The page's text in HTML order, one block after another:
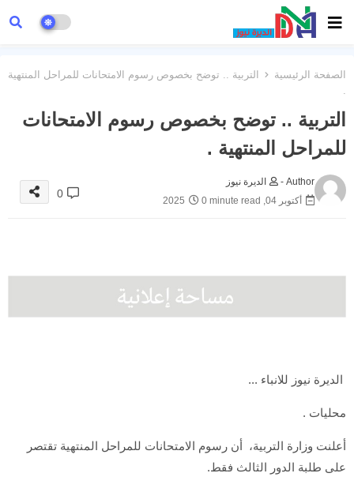
الصفحة الرئيسية
التربية .. توضح بخصوص رسوم الامتحانات للمراحل المنتهية
.
التربية .. توضح بخصوص رسوم الامتحانات
للمراحل المنتهية .
Author -
الديرة نيوز
أكتوبر 04, 2025
0 minute read
0
الديرة نيوز للانباء ...
محليات .
أعلنت وزارة التربية، أن رسوم الامتحانات للمراحل المنتهية تقتصر
على طلبة الدور الثالث فقط.